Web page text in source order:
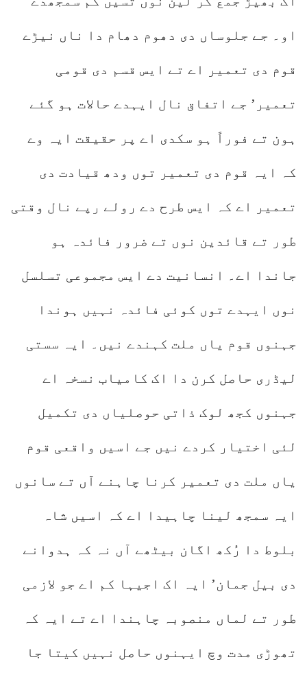
او۔ جے جلوساں دی دھوم دھام دا ناں نیڑے
قوم دی تعمیر اے تے ایس قسم دی قومی
تعمیر’ جے اتفاق نال ایہدے حالات ہو گئے
ہون تے فوراً ہو سکدی اے پر حقیقت ایہ وے
کہ ایہ قوم دی تعمیر توں ودھ قیادت دی
تعمیر اے کہ ایس طرح دے رولے رپے نال وقتی
طور تے قائدین نوں تے ضرور فائدہ ہو
جاندا اے۔ انسانیت دے ایس مجموعی تسلسل
نوں ایہدے توں کوئی فائدہ نہیں ہوندا
جہنوں قوم یاں ملت کہندے نیں۔ ایہ سستی
لیڈری حاصل کرن دا اک کامیاب نسخہ اے
جہنوں کجھ لوک ذاتی حوصلیاں دی تکمیل
لئی اختیار کردے نیں جے اسیں واقعی قوم
یاں ملت دی تعمیر کرنا چاہنے آں تے سانوں
ایہ سمجھ لینا چاہیدا اے کہ اسیں شاہ
بلوط دا رُکھ اگان بیٹھے آں نہ کہ ہدوانے
دی بیل جمان’ ایہ اک اجیہا کم اے جو لازمی
طور تے لماں منصوبہ چاہندا اے تے ایہ کہ
تھوڑی مدت وچ ایہنوں حاصل نہیں کیتا جا